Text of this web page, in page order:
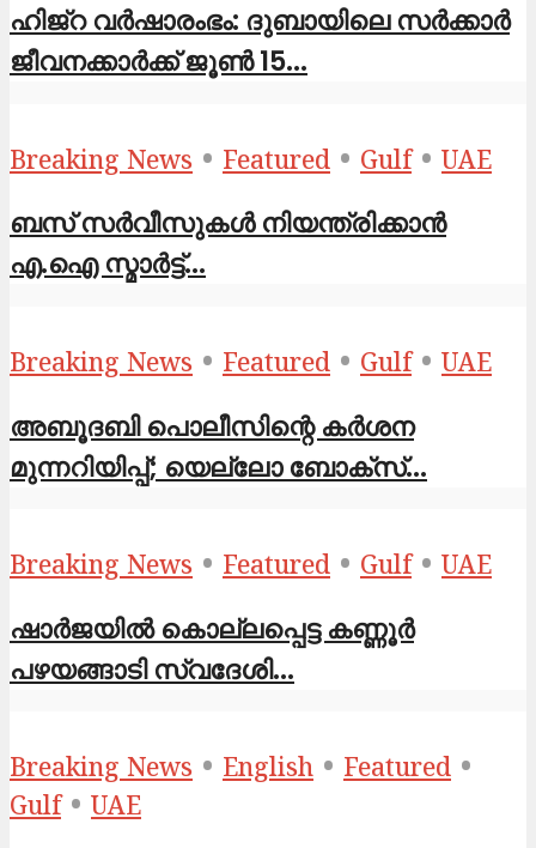
ഹിജ്‌റ വർഷാരംഭം: ദുബായിലെ സർക്കാർ
ജീവനക്കാർക്ക് ജൂൺ 15...
Breaking News • Featured • Gulf • UAE
ബസ് സർവീസുകൾ നിയന്ത്രിക്കാൻ
എ.ഐ സ്മാർട്ട്...
Breaking News • Featured • Gulf • UAE
അബൂദബി പൊലീസിന്റെ കർശന
മുന്നറിയിപ്പ്; യെല്ലോ ബോക്സ്...
Breaking News • Featured • Gulf • UAE
ഷാര്‍ജയില്‍ കൊല്ലപ്പെട്ട കണ്ണൂര്‍
പഴയങ്ങാടി സ്വദേശി...
Breaking News • English • Featured •
Gulf • UAE